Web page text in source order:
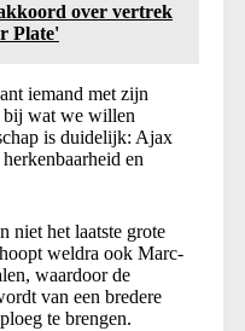
over vertrek
Plate'
iemand met zijn
bij wat we willen
is duidelijk: Ajax
en
niet het laatste grote
weldra ook Marc-
waardoor de
van een bredere
te brengen.